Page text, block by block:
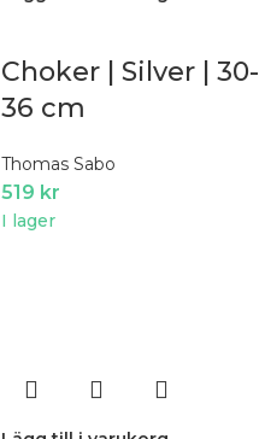
Choker | Silver | 30-
36 cm
Thomas Sabo
519 kr
I lager